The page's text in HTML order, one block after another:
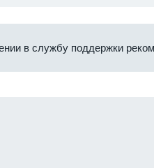
в службу поддержки